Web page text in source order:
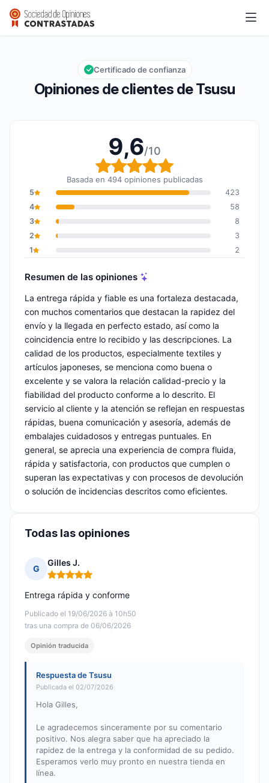
Tsusu
Calificación global: 9,6 de 10
9,6/10
Opiniones de clientes de Tsusu
Certificado de confianza
9,6/10
Calificación global: 9,6
Basada en 494 opiniones publicadas
5
423
4
58
3
8
2
3
1
2
Resumen de las opiniones
La entrega rápida y fiable es una fortaleza destacada,
con muchos comentarios que destacan la rapidez del
envío y la llegada en perfecto estado, así como la
coincidencia entre lo recibido y las descripciones. La
calidad de los productos, especialmente textiles y
artículos japoneses, se menciona como buena o
excelente y se valora la relación calidad-precio y la
fiabilidad del producto conforme a lo descrito. El
servicio al cliente y la atención se reflejan en respuestas
rápidas, buena comunicación y asesoría, además de
embalajes cuidadosos y entregas puntuales. En
general, se aprecia una experiencia de compra fluida,
rápida y satisfactoria, con productos que cumplen o
superan las expectativas y con procesos de devolución
o solución de incidencias descritos como eficientes.
Todas las opiniones
G
Gilles J.
Nota: 5 de 5
Publicado el 19/06/2026 à 10h50
tras una compra de 06/06/2026
Entrega rápida y conforme
Opinión traducida
Respuesta de Tsusu
Publicada el 02/07/2026
Hola Gilles,
Le agradecemos sinceramente por su comentario
positivo. Nos alegra saber que ha apreciado la
rapidez de la entrega y la conformidad de su pedido.
Esperamos verlo muy pronto en nuestra tienda en
línea.